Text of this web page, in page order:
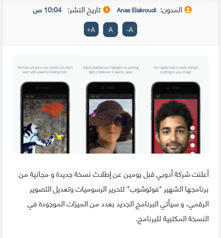
المدون: Anas Elakroudi تاريخ النشر: 10:04 ص
A
-
A
A
+
أعلنت شركة أدوبي قبل يومين عن إطلاث نسخة جديدة و مجانية من
برنامجها الشهير "فوتوشوب" لتحرير الرسوميات وتعديل التصوير
الرقمي، و سيأتي البرنامج الجديد بعدد من الميزات الموجودة في
النسخة المكتبية للبرنامج.